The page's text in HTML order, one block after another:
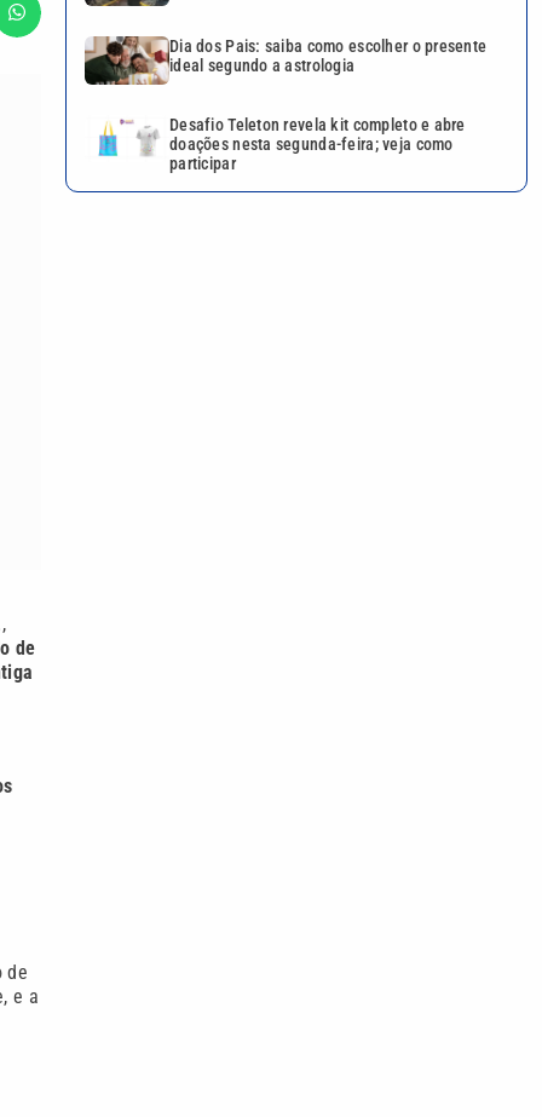
de
de
e a
Dia dos Pais: saiba como escolher o presente
ideal segundo a astrologia
Desafio Teleton revela kit completo e abre
doações nesta segunda-feira; veja como
participar